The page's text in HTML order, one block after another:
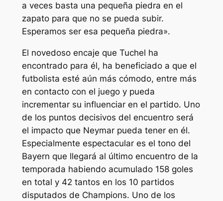
a veces basta una pequeña piedra en el
zapato para que no se pueda subir.
Esperamos ser esa pequeña piedra».
El novedoso encaje que Tuchel ha
encontrado para él, ha beneficiado a que el
futbolista esté aún más cómodo, entre más
en contacto con el juego y pueda
incrementar su influenciar en el partido. Uno
de los puntos decisivos del encuentro será
el impacto que Neymar pueda tener en él.
Especialmente espectacular es el tono del
Bayern que llegará al último encuentro de la
temporada habiendo acumulado 158 goles
en total y 42 tantos en los 10 partidos
disputados de Champions. Uno de los